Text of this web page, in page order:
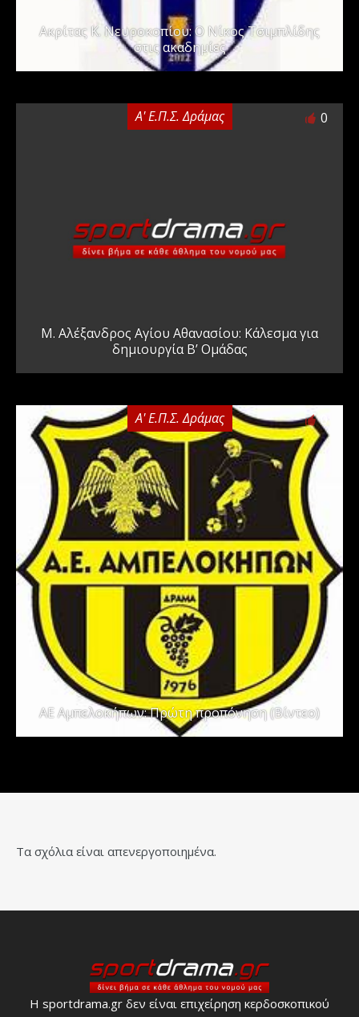
Ακρίτας Κ. Νευροκοπίου: Ο Νίκος Τσιμπλίδης
στις ακαδημίες
Α' Ε.Π.Σ. Δράμας 0
Μ. Αλέξανδρος Αγίου Αθανασίου: Κάλεσμα για
δημιουργία Β’ Ομάδας
Α' Ε.Π.Σ. Δράμας 0
ΑΕ Αμπελοκήπων: Πρώτη προπόνηση (Βίντεο)
Τα σχόλια είναι απενεργοποιημένα.
Η sportdrama.gr δεν είναι επιχείρηση κερδοσκοπικού